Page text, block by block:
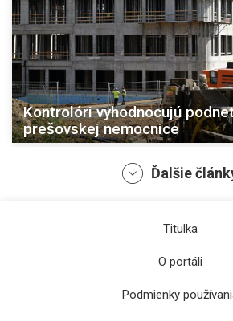
Kontrolóri vyhodnocujú
prešovskej nemocnice
Ďalšie
Titulka
O portáli
Podmienky